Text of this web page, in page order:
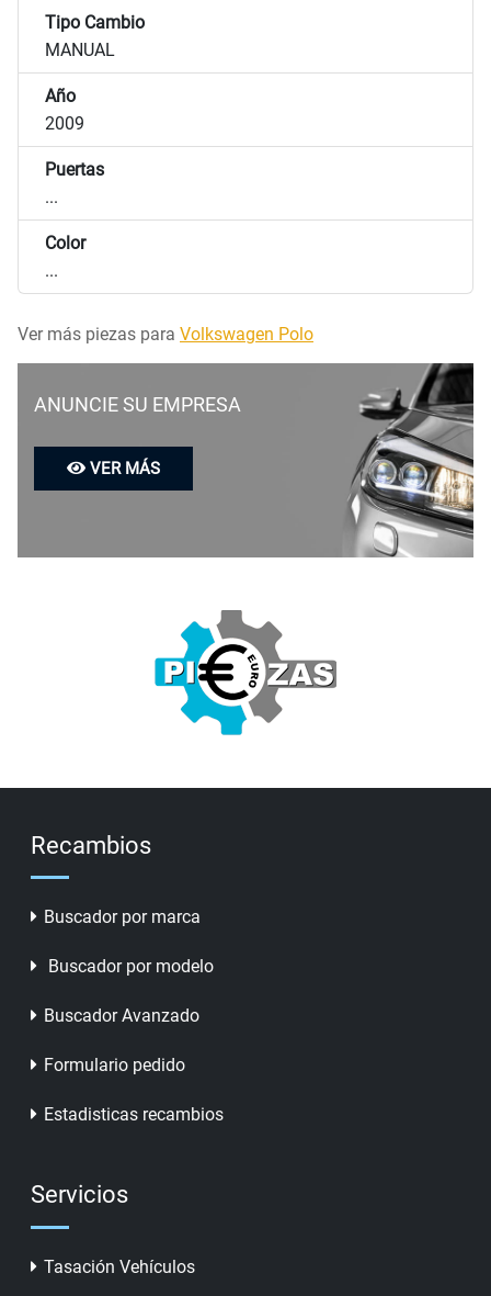
Tipo Cambio
MANUAL
Año
2009
Puertas
...
Color
...
Ver más piezas para Volkswagen Polo
ANUNCIE SU EMPRESA
VER MÁS
Recambios
Buscador por marca
Buscador por modelo
Buscador Avanzado
Formulario pedido
Estadisticas recambios
Servicios
Tasación Vehículos